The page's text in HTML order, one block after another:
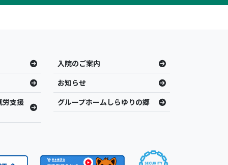
入院のご案内
お知らせ
労支援
グループホームしらゆりの郷